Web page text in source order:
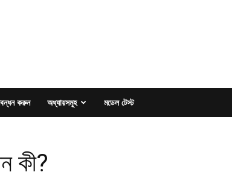
করুন অধ্যায়সমূহ মডেল টেস্ট
কী?